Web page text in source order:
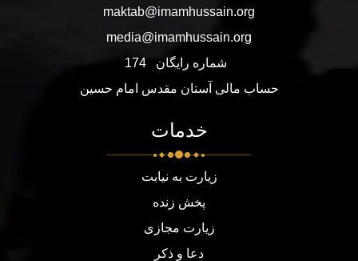
maktab@imamhussain.org
media@imamhussain.org
شماره رایگان
174
حساب مالی آستان مقدس امام حسین
خدمات
زیارت به نیابت
پخش زنده
زیارت مجازی
دعا و ذکر